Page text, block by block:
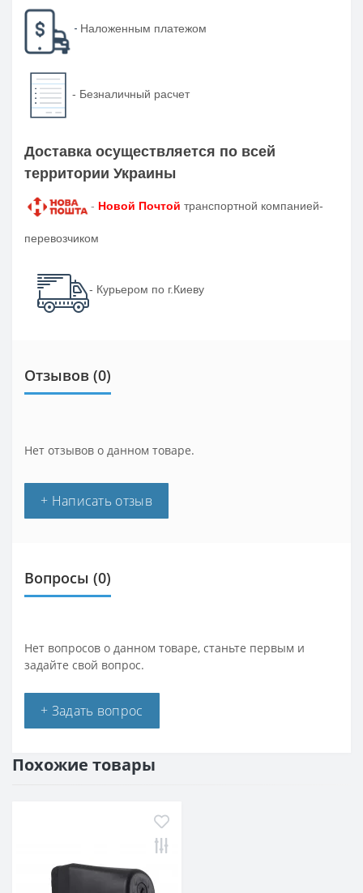
- Наложенным платежом
- Безналичный расчет
Доставка осуществляется по всей
территории Украины
- Новой Почтой транспортной компанией-
перевозчиком
- Курьером по г.Киеву
Отзывов (0)
Нет отзывов о данном товаре.
+ Написать отзыв
Вопросы (0)
Нет вопросов о данном товаре, станьте первым и
задайте свой вопрос.
+ Задать вопрос
Похожие товары